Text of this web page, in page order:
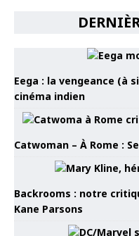
Eega : la vengeance (à
cinéma indien
Catwoman – À Rome :
Backrooms : notre
Kane Parsons